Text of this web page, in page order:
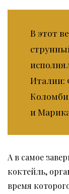
В этот
Италии:
и
А в самое
коктейль,
время